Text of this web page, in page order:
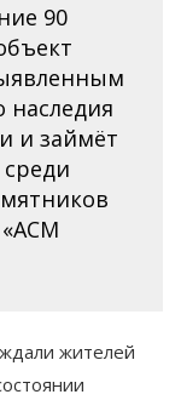
90
наследия
и займёт
жителей